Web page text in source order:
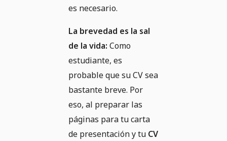
es necesario.
La brevedad es la sal
de la vida: Como
estudiante, es
probable que su CV sea
bastante breve. Por
eso, al preparar las
páginas para tu carta
de presentación y tu CV